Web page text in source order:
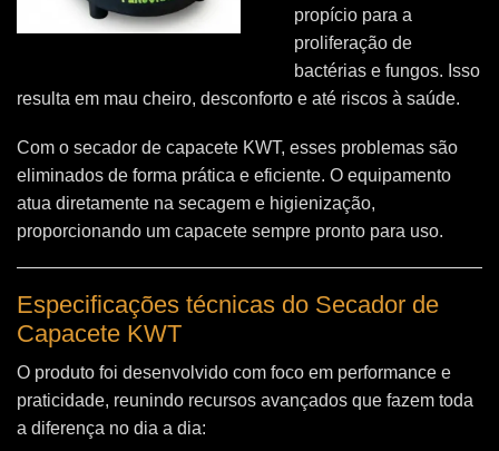
propício para a
proliferação de
bactérias e fungos. Isso
resulta em mau cheiro, desconforto e até riscos à saúde.
Com o secador de capacete KWT, esses problemas são
eliminados de forma prática e eficiente. O equipamento
atua diretamente na secagem e higienização,
proporcionando um capacete sempre pronto para uso.
Especificações técnicas do Secador de
Capacete KWT
O produto foi desenvolvido com foco em performance e
praticidade, reunindo recursos avançados que fazem toda
a diferença no dia a dia: